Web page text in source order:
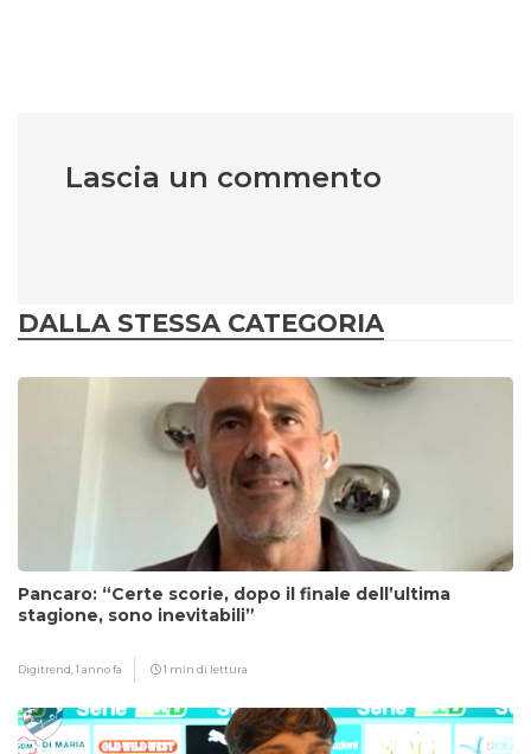
Lascia un commento
DALLA STESSA CATEGORIA
Pancaro: “Certe scorie, dopo il finale dell’ultima
stagione, sono inevitabili”
Digitrend,1 anno fa 1 min di lettura